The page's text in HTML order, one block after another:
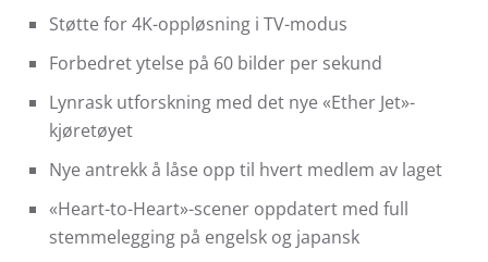
Støtte for 4K-oppløsning i TV-modus
Forbedret ytelse på 60 bilder per sekund
Lynrask utforskning med det nye «Ether Jet»-
kjøretøyet
Nye antrekk å låse opp til hvert medlem av laget
«Heart-to-Heart»-scener oppdatert med full
stemmelegging på engelsk og japansk